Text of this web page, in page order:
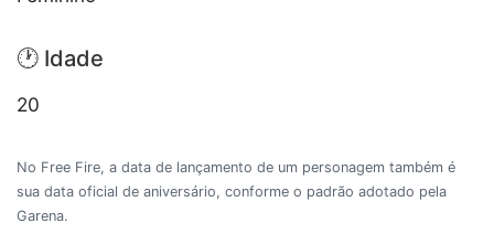
🕐 Idade
20
No Free Fire, a data de lançamento de um personagem também é
sua data oficial de aniversário, conforme o padrão adotado pela
Garena.